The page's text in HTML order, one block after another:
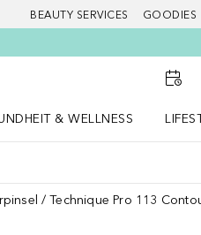
BEAUTY SERVICES GOODIES
& WELLNESS
Technique Pro 113